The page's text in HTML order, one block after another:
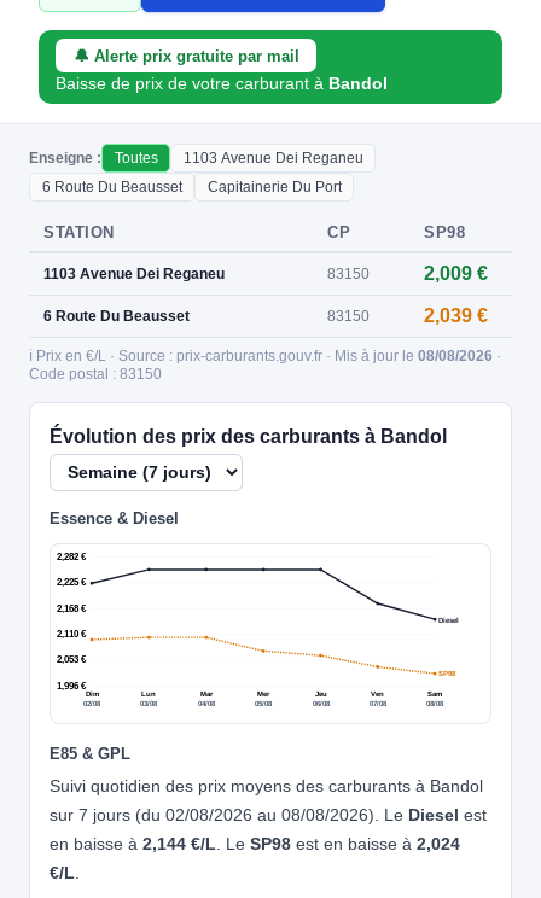
🔔 Alerte prix gratuite par mail
Baisse de prix de votre carburant à Bandol
Enseigne : Toutes
1103 Avenue Dei Reganeu
6 Route Du Beausset
Capitainerie Du Port
STATION CP SP98
1103 Avenue Dei Reganeu 83150 2,009 €
6 Route Du Beausset 83150 2,039 €
ℹ️ Prix en €/L · Source : prix-carburants.gouv.fr · Mis à jour le 08/08/2026 ·
Code postal : 83150
Évolution des prix des carburants à Bandol
Essence & Diesel
1,996 €
2,053 €
2,110 €
2,168 €
2,225 €
2,282 €
Dim
02/08
Lun
03/08
Mar
04/08
Mer
05/08
Jeu
06/08
Ven
07/08
Sam
08/08
Diesel
SP98
E85 & GPL
Suivi quotidien des prix moyens des carburants à Bandol
sur 7 jours (du 02/08/2026 au 08/08/2026). Le Diesel est
en baisse à 2,144 €/L . Le SP98 est en baisse à 2,024
€/L